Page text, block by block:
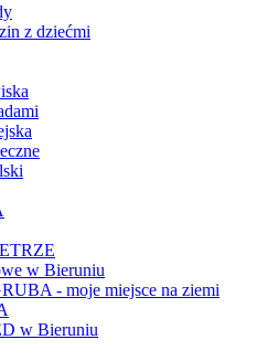
z dziećmi
w Bieruniu
- moje miejsce na ziemi
w Bieruniu